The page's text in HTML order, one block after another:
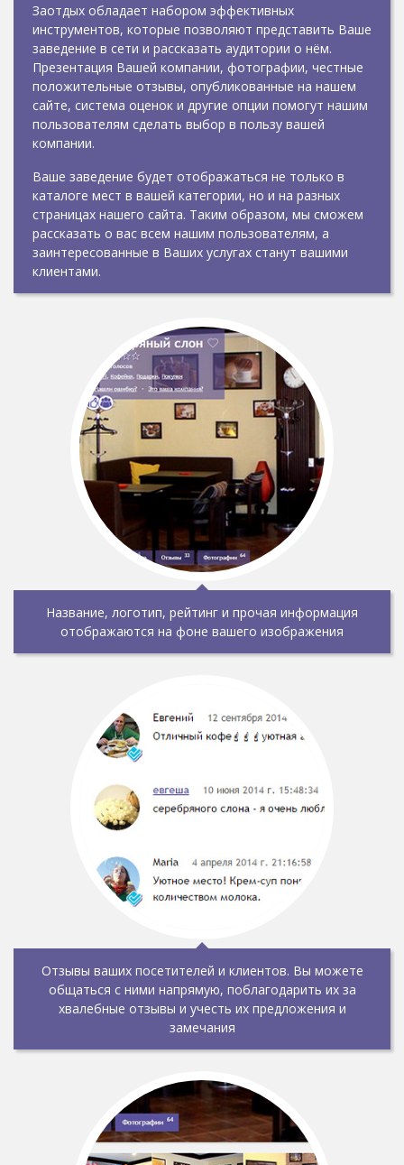
Заотдых обладает набором эффективных
инструментов, которые позволяют представить Ваше
заведение в сети и рассказать аудитории о нём.
Презентация Вашей компании, фотографии, честные
положительные отзывы, опубликованные на нашем
сайте, система оценок и другие опции помогут нашим
пользователям сделать выбор в пользу вашей
компании.
Ваше заведение будет отображаться не только в
каталоге мест в вашей категории, но и на разных
страницах нашего сайта. Таким образом, мы сможем
рассказать о вас всем нашим пользователям, а
заинтересованные в Ваших услугах станут вашими
клиентами.
Название, логотип, рейтинг и прочая информация
отображаются на фоне вашего изображения
Отзывы ваших посетителей и клиентов. Вы можете
общаться с ними напрямую, поблагодарить их за
хвалебные отзывы и учесть их предложения и
замечания